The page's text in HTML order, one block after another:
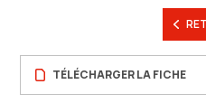
TÉLÉCHARGER LA FICHE